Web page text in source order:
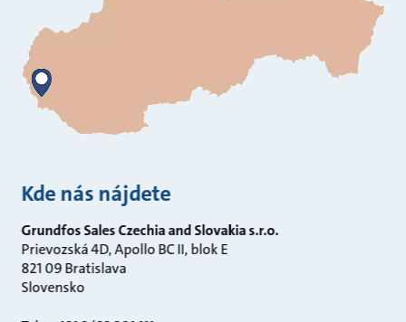
Kde nás nájdete
Grundfos Sales Czechia and Slovakia s.r.o.
Prievozská 4D, Apollo BC II, blok E
821 09 Bratislava
Slovensko